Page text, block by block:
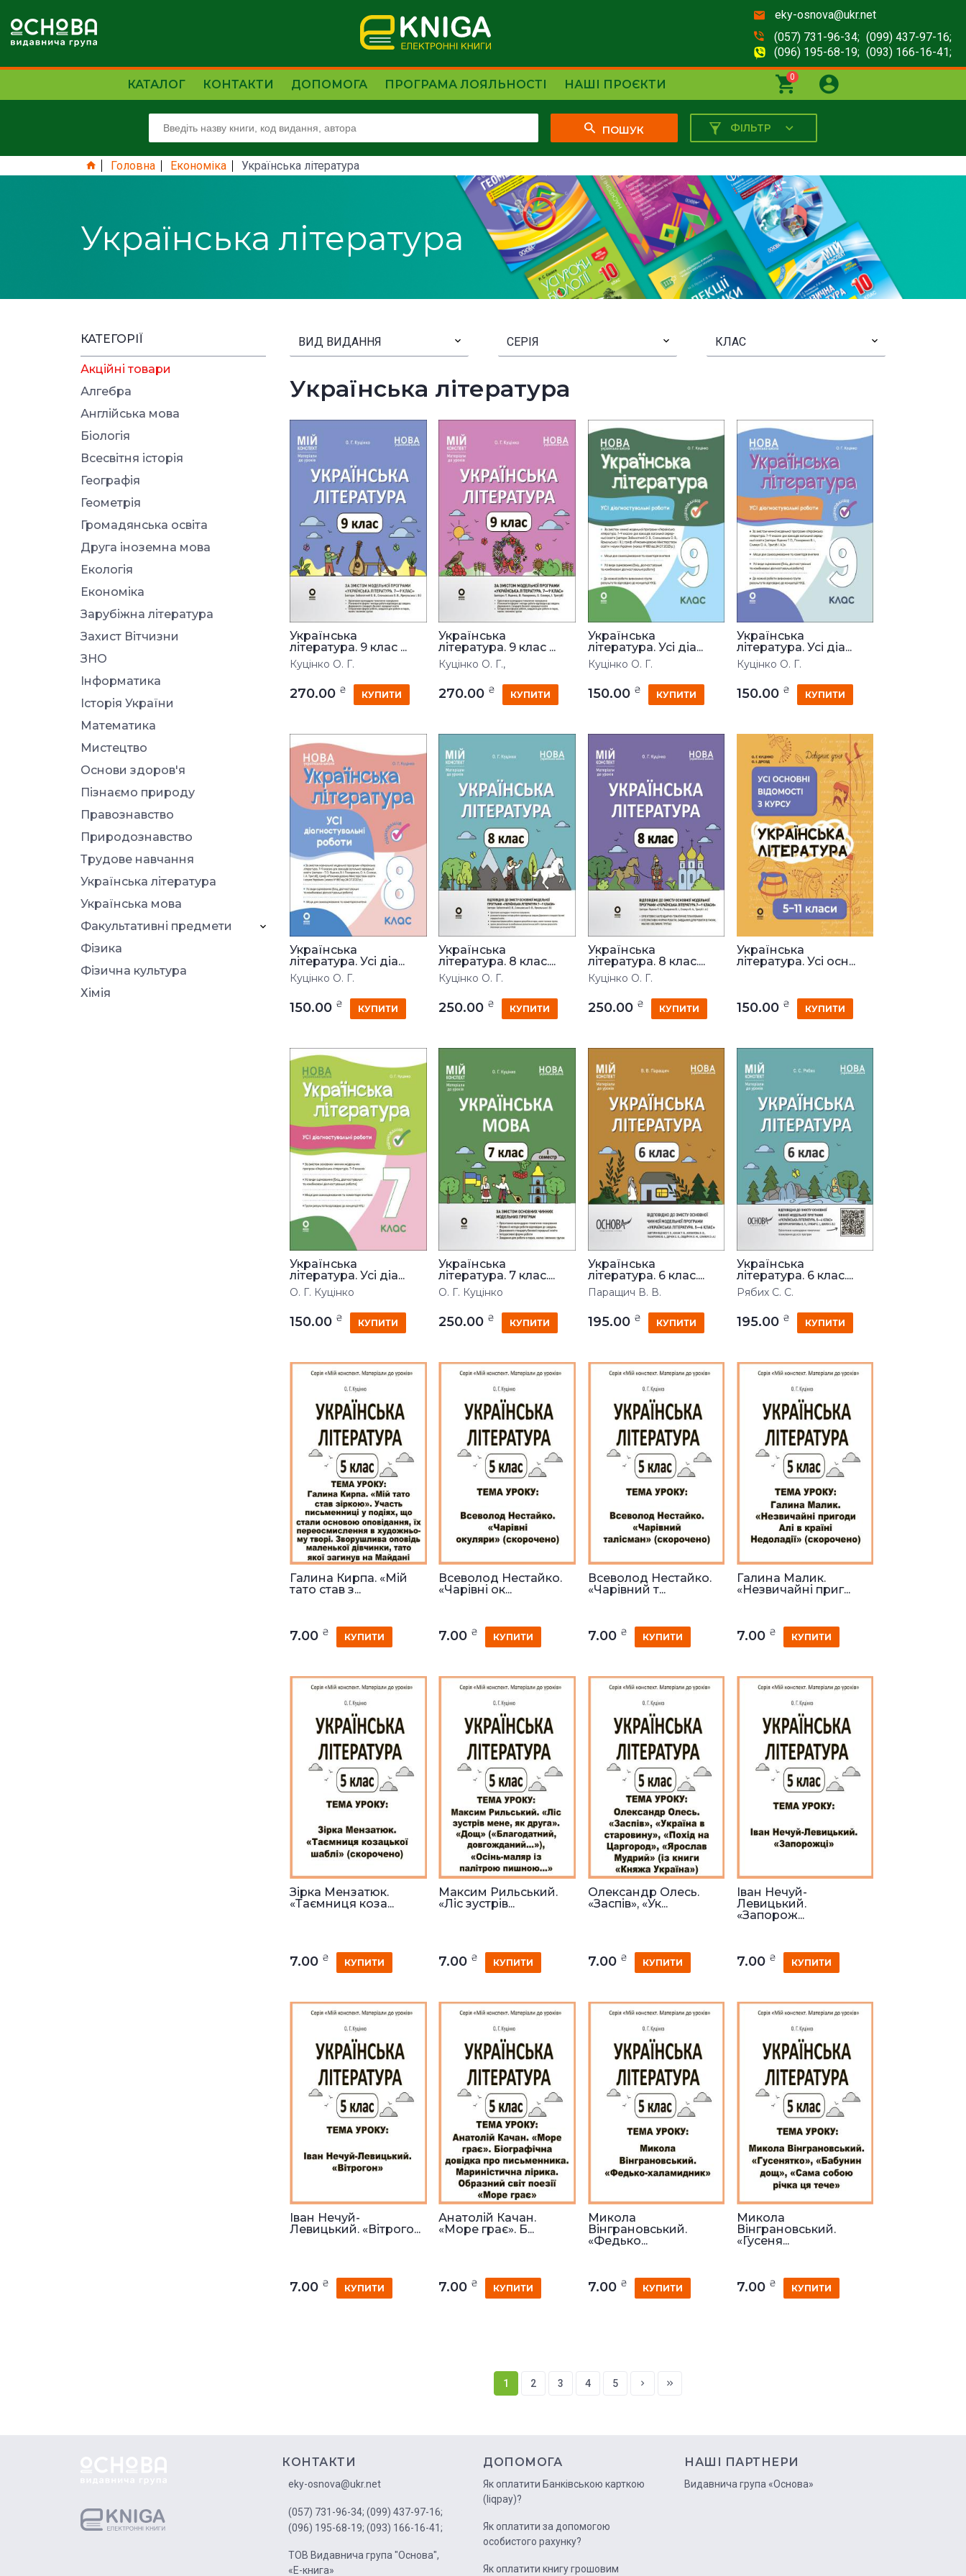
eky-osnova@ukr.net
(057) 731-96-34; (099) 437-97-16;
(096) 195-68-19; (093) 166-16-41;
КАТАЛОГ КОНТАКТИ ДОПОМОГА ПРОГРАМА ЛОЯЛЬНОСТІ НАШІ ПРОЄКТИ
0
ПОШУК ФІЛЬТР
Головна Економіка Українська література
Українська література
КАТЕГОРІЇ
Акційні товари
Алгебра
Англійська мова
Біологія
Всесвітня історія
Географія
Геометрія
Громадянська освіта
Друга іноземна мова
Екологія
Економіка
Зарубіжна література
Захист Вітчизни
ЗНО
Інформатика
Історія України
Математика
Мистецтво
Основи здоров'я
Пізнаємо природу
Правознавство
Природознавство
Трудове навчання
Українська література
Українська мова
Факультативні предмети
Фізика
Фізична культура
Хімія
ВИД ВИДАННЯ ▾ СЕРІЯ ▾ КЛАС ▾
Українська література
Українська
література. 9 клас ...
Куцінко О. Г.
270.00 ₴ КУПИТИ
Українська
література. 9 клас ...
Куцінко О. Г.,
270.00 ₴ КУПИТИ
Українська
література. Усі діа...
Куцінко О. Г.
150.00 ₴ КУПИТИ
Українська
література. Усі діа...
Куцінко О. Г.
150.00 ₴ КУПИТИ
Українська
література. Усі діа...
Куцінко О. Г.
150.00 ₴ КУПИТИ
Українська
література. 8 клас....
Куцінко О. Г.
250.00 ₴ КУПИТИ
Українська
література. 8 клас....
Куцінко О. Г.
250.00 ₴ КУПИТИ
Українська
література. Усі осн...
150.00 ₴ КУПИТИ
Українська
література. Усі діа...
О. Г. Куцінко
150.00 ₴ КУПИТИ
Українська
література. 7 клас....
О. Г. Куцінко
250.00 ₴ КУПИТИ
Українська
література. 6 клас....
Паращич В. В.
195.00 ₴ КУПИТИ
Українська
література. 6 клас....
Рябих С. С.
195.00 ₴ КУПИТИ
Галина Кирпа. «Мій
тато став з...
7.00 ₴ КУПИТИ
Всеволод Нестайко.
«Чарівні ок...
7.00 ₴ КУПИТИ
Всеволод Нестайко.
«Чарівний т...
7.00 ₴ КУПИТИ
Галина Малик.
«Незвичайні приг...
7.00 ₴ КУПИТИ
Зірка Мензатюк.
«Таємниця коза...
7.00 ₴ КУПИТИ
Максим Рильський.
«Ліс зустрів...
7.00 ₴ КУПИТИ
Олександр Олесь.
«Заспів», «Ук...
7.00 ₴ КУПИТИ
Іван Нечуй-
Левицький.
«Запорож...
7.00 ₴ КУПИТИ
Іван Нечуй-
Левицький. «Вітрого...
7.00 ₴ КУПИТИ
Анатолій Качан.
«Море грає». Б...
7.00 ₴ КУПИТИ
Микола
Вінграновський.
«Федько...
7.00 ₴ КУПИТИ
Микола
Вінграновський.
«Гусеня...
7.00 ₴ КУПИТИ
1 2 3 4 5
КОНТАКТИ
eky-osnova@ukr.net
(057) 731-96-34; (099) 437-97-16;
(096) 195-68-19; (093) 166-16-41;
ТОВ Видавнича група "Основа",
«Е-книга»
ДОПОМОГА
Як оплатити Банківською карткою
(liqpay)?
Як оплатити за допомогою
особистого рахунку?
Як оплатити книгу грошовим
НАШІ ПАРТНЕРИ
Видавнича група «Основа»